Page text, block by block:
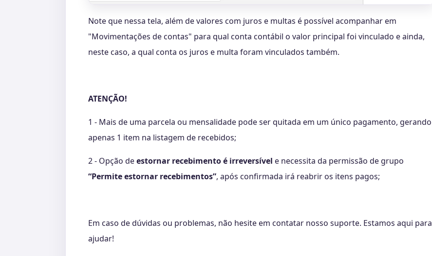
Note que nessa tela, além de valores com juros e multas é possível acompanhar em
"Movimentações de contas" para qual conta contábil o valor principal foi vinculado e ainda,
neste caso, a qual conta os juros e multa foram vinculados também.
ATENÇÃO!
1 - Mais de uma parcela ou mensalidade pode ser quitada em um único pagamento, gerando
apenas 1 item na listagem de recebidos;
2 - Opção deestornar recebimento é irreversível e necessita da permissão de grupo
“Permite estornar recebimentos”, após confirmada irá reabrir os itens pagos;
Em caso de dúvidas ou problemas, não hesite em contatar nosso suporte. Estamos aqui para
ajudar!